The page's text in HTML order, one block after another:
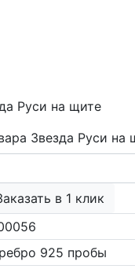
Руси на щите
Звезда Руси на
в 1 клик
925 пробы